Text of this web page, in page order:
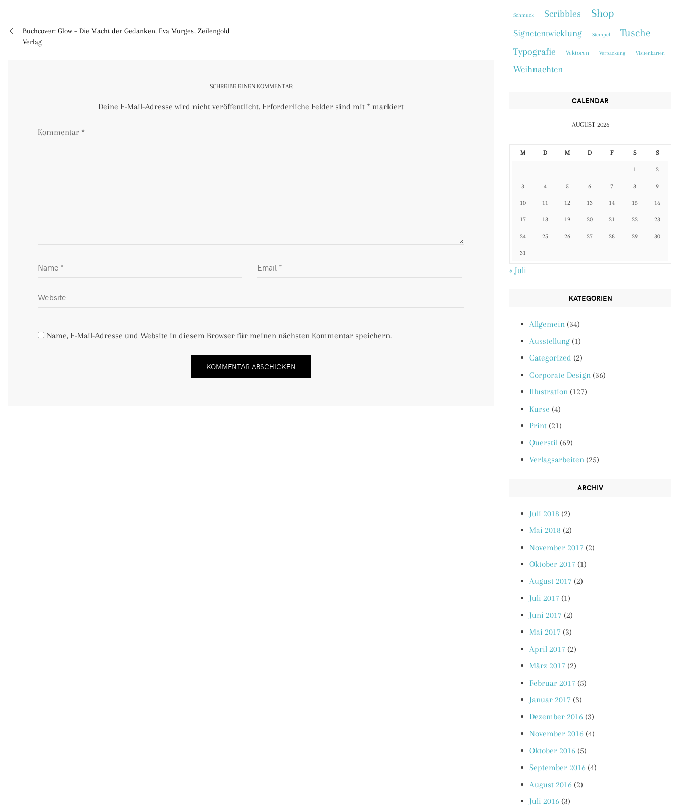
Beitragsnavigation
Buchcover: Glow – Die Macht der Gedanken, Eva Murges, Zeilengold
Verlag
SCHREIBE EINEN KOMMENTAR
Deine E-Mail-Adresse wird nicht veröffentlicht. Erforderliche Felder sind mit * markiert
Kommentar *
Name, E-Mail-Adresse und Website in diesem Browser für meinen nächsten Kommentar speichern.
Schmuck Scribbles Shop
Signetentwicklung Stempel Tusche
Typografie Vektoren Verpackung Visitenkarten
Weihnachten
CALENDAR
AUGUST 2026
M D M D F S S
1 2
3 4 5 6 7 8 9
10 11 12 13 14 15 16
17 18 19 20 21 22 23
24 25 26 27 28 29 30
31
« Juli
KATEGORIEN
Allgemein (34)
Ausstellung (1)
Categorized (2)
Corporate Design (36)
Illustration (127)
Kurse (4)
Print (21)
Querstil (69)
Verlagsarbeiten (25)
ARCHIV
Juli 2018 (2)
Mai 2018 (2)
November 2017 (2)
Oktober 2017 (1)
August 2017 (2)
Juli 2017 (1)
Juni 2017 (2)
Mai 2017 (3)
April 2017 (2)
März 2017 (2)
Februar 2017 (5)
Januar 2017 (3)
Dezember 2016 (3)
November 2016 (4)
Oktober 2016 (5)
September 2016 (4)
August 2016 (2)
Juli 2016 (3)